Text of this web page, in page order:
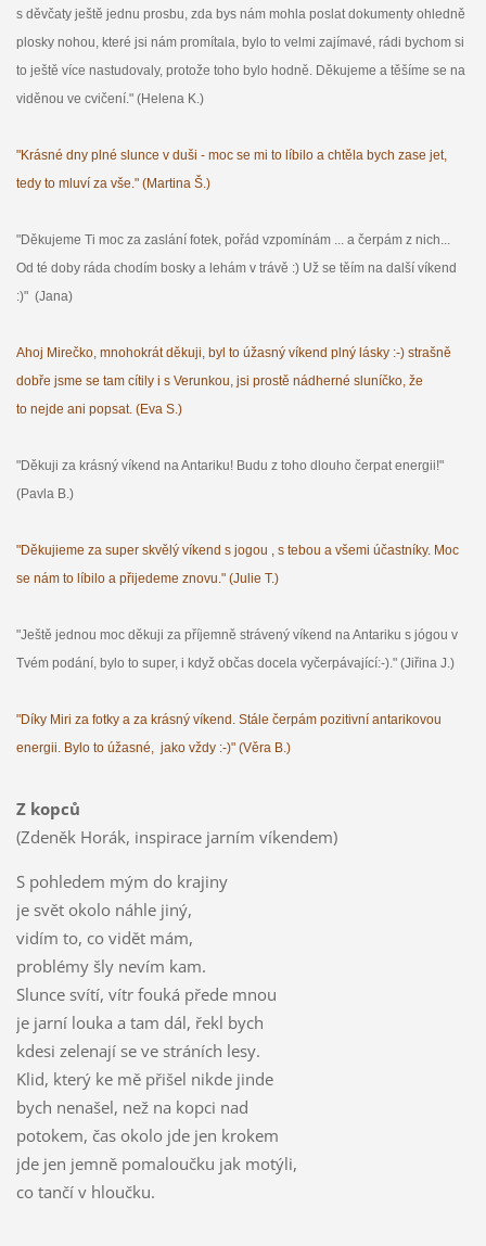
s děvčaty ještě jednu prosbu, zda bys nám mohla poslat dokumenty ohledně
plosky nohou, které jsi nám promítala, bylo to velmi zajímavé, rádi bychom si
to ještě více nastudovaly, protože toho bylo hodně. Děkujeme a těšíme se na
viděnou ve cvičení." (Helena K.)
"Krásné dny plné slunce v duši - moc se mi to líbilo a chtěla bych zase jet,
tedy to mluví za vše." (Martina Š.)
"Děkujeme Ti moc za zaslání fotek, pořád vzpomínám ... a čerpám z nich...
Od té doby ráda chodím bosky a lehám v trávě :) Už se těím na další víkend
:)" (Jana)
Ahoj Mirečko, mnohokrát děkuji, byl to úžasný víkend plný lásky :-) strašně
dobře jsme se tam cítily i s Verunkou, jsi prostě nádherné sluníčko, že
to nejde ani popsat. (Eva S.)
"Děkuji za krásný víkend na Antariku! Budu z toho dlouho čerpat energii!"
(Pavla B.)
"Děkujieme za super skvělý víkend s jogou , s tebou a všemi účastníky. Moc
se nám to líbilo a přijedeme znovu." (Julie T.)
"Ještě jednou moc děkuji za příjemně strávený víkend na Antariku s jógou v
Tvém podání, bylo to super, i když občas docela vyčerpávající:-)." (Jiřina J.)
"Díky Miri za fotky a za krásný víkend. Stále čerpám pozitivní antarikovou
energii. Bylo to úžasné, jako vždy :-)" (Věra B.)
Z kopců
(Zdeněk Horák, inspirace jarním víkendem)
S pohledem mým do krajiny
je svět okolo náhle jiný,
vidím to, co vidět mám,
problémy šly nevím kam.
Slunce svítí, vítr fouká přede mnou
je jarní louka a tam dál, řekl bych
kdesi zelenají se ve stráních lesy.
Klid, který ke mě přišel nikde jinde
bych nenašel, než na kopci nad
potokem, čas okolo jde jen krokem
jde jen jemně pomaloučku jak motýli,
co tančí v hloučku.